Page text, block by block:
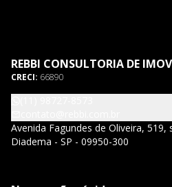
REBBI CONSULTORIA DE
CRECI: 66890
Avenida Fagundes de Oliveira, 519,
Diadema - SP - 09950-300